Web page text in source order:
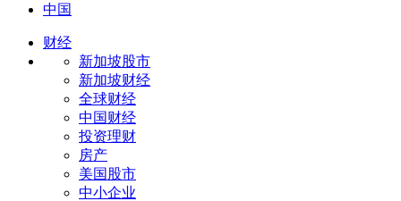
中国
财经
新加坡股市
新加坡财经
全球财经
中国财经
投资理财
房产
美国股市
中小企业